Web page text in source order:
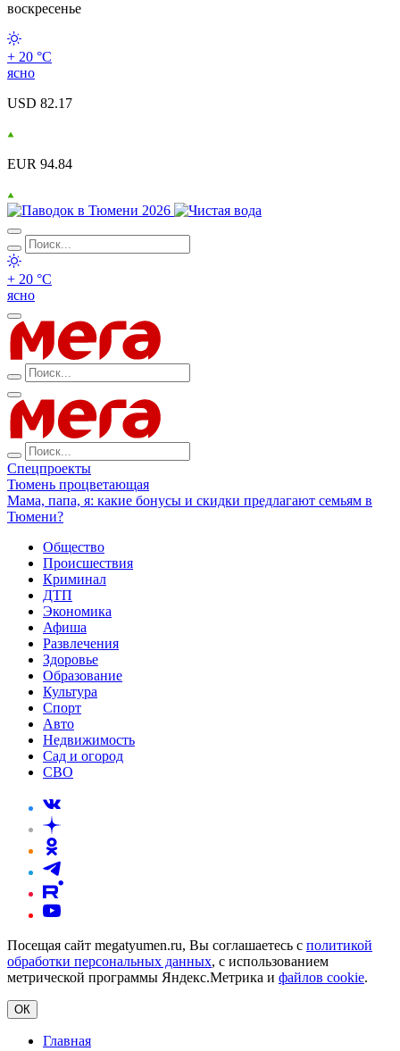
воскресенье
+ 20 °С
ясно
USD 82.17
EUR 94.84
+ 20 °С
ясно
Спецпроекты
Тюмень процветающая
Мама, папа, я: какие бонусы и скидки предлагают семьям в
Тюмени?
Общество
Происшествия
Криминал
ДТП
Экономика
Афиша
Развлечения
Здоровье
Образование
Культура
Спорт
Авто
Недвижимость
Сад и огород
СВО
Посещая сайт megatyumen.ru, Вы соглашаетесь с политикой
обработки персональных данных, с использованием
метрической программы Яндекс.Метрика и файлов cookie.
ОК
Главная